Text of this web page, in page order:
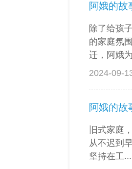
阿娥的故
除了给孩
的家庭氛
迁，阿娥
2024-09-
阿娥的故
旧式家庭
从不迟到
坚持在工...